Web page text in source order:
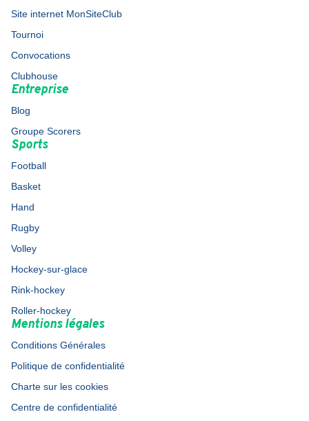
Site internet MonSiteClub
Tournoi
Convocations
Clubhouse
Entreprise
Blog
Groupe Scorers
Sports
Football
Basket
Hand
Rugby
Volley
Hockey-sur-glace
Rink-hockey
Roller-hockey
Mentions légales
Conditions Générales
Politique de confidentialité
Charte sur les cookies
Centre de confidentialité